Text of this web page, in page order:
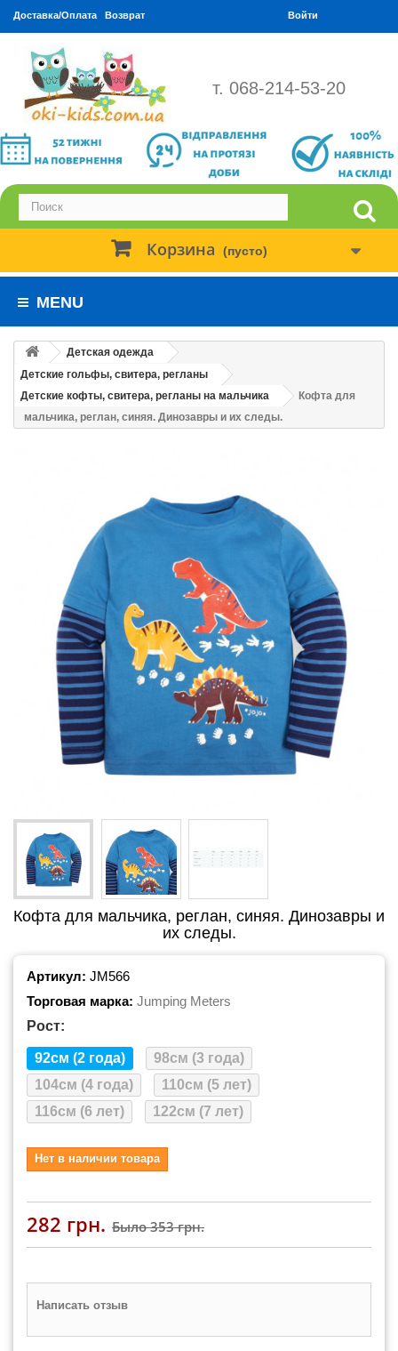
Доставка/Оплата Возврат Войти
т. 068-214-53-20
Корзина (пусто)
MENU
Детская одежда
Детские гольфы, свитера, регланы
Детские кофты, свитера, регланы на мальчика
Кофта для
мальчика, реглан, синяя. Динозавры и их следы.
Кофта для мальчика, реглан, синяя. Динозавры и
их следы.
Артикул: JM566
Торговая марка: Jumping Meters
Рост:
92см (2 года)
98см (3 года)
104см (4 года)
110см (5 лет)
116см (6 лет)
122см (7 лет)
Нет в наличии товара
282 грн. Было353 грн.
Написать отзыв